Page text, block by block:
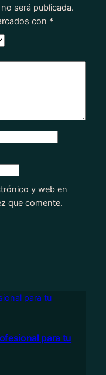
será publicada.
con *
y web en
que comente.
para tu